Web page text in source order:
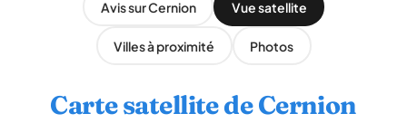
Avis sur Cernion Vue satellite
Villes à proximité Photos
Carte satellite de Cernion